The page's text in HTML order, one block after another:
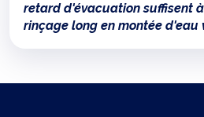
retard d'évacuation suffisent
rinçage long en montée d'eau